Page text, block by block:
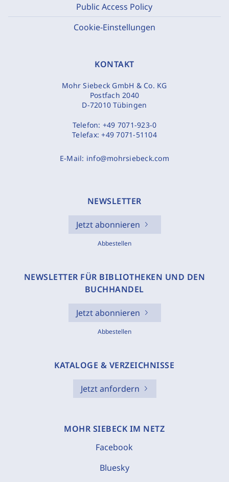
Public Access Policy
Cookie-Einstellungen
KONTAKT
Mohr Siebeck GmbH & Co. KG
Postfach 2040
D-72010 Tübingen
Telefon: +49 7071-923-0
Telefax:+49 7071-51104
E-Mail: info@mohrsiebeck.com
NEWSLETTER
Jetzt abonnieren
Abbestellen
NEWSLETTER FÜR BIBLIOTHEKEN UND DEN
BUCHHANDEL
Jetzt abonnieren
Abbestellen
KATALOGE & VERZEICHNISSE
Jetzt anfordern
MOHR SIEBECK IM NETZ
Facebook
Bluesky